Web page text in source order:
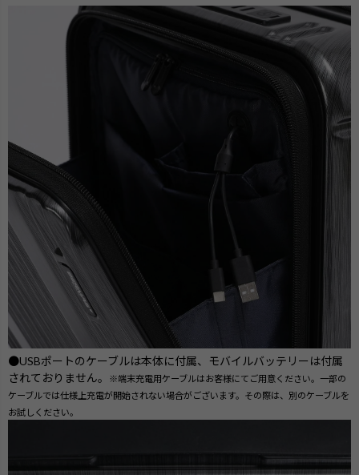
●USBポートのケーブルは本体に付属、モバイルバッテリーは付属
されておりません。
※端末充電用ケーブルはお客様にてご用意ください。一部の
ケーブルでは仕様上充電が開始されない場合がございます。その際は、別のケーブルを
お試しください。